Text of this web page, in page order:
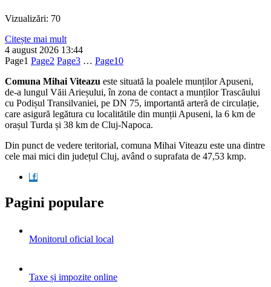
Vizualizări: 70
Citește mai mult
4 august 2026 13:44
Page1 Page2 Page3 … Page10
Comuna Mihai Viteazu este situată la poalele munților Apuseni,
de-a lungul Văii Arieșului, în zona de contact a munților Trascăului
cu Podișul Transilvaniei, pe DN 75, importantă arteră de circulație,
care asigură legătura cu localitătile din munții Apuseni, la 6 km de
orașul Turda și 38 km de Cluj-Napoca.
Din punct de vedere teritorial, comuna Mihai Viteazu este una dintre
cele mai mici din județul Cluj, având o suprafata de 47,53 kmp.
Pagini populare
Monitorul oficial local
Taxe și impozite online